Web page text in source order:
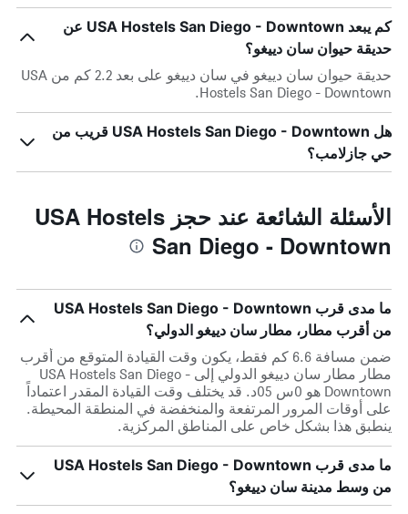
كم يبعد USA Hostels San Diego - Downtown عن
حديقة حيوان سان دييغو؟
حديقة حيوان سان دييغو في سان دييغو على بعد 2.2 كم من USA
Hostels San Diego - Downtown.
هل USA Hostels San Diego - Downtown قريب من
حي جازلامب؟
الأسئلة الشائعة عند حجز USA Hostels
San Diego - Downtown
ما مدى قرب USA Hostels San Diego - Downtown
من أقرب مطار، مطار سان دييغو الدولي؟
ضمن مسافة 6.6 كم فقط، يكون وقت القيادة المتوقع من أقرب
مطار مطار سان دييغو الدولي إلى USA Hostels San Diego -
Downtown هو 0س 05د. قد يختلف وقت القيادة المقدر اعتماداً
على أوقات المرور المرتفعة والمنخفضة في المنطقة المحيطة.
ينطبق هذا بشكل خاص على المناطق المركزية.
ما مدى قرب USA Hostels San Diego - Downtown
من وسط مدينة سان دييغو؟